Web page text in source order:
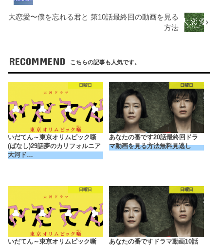
大恋愛〜僕を忘れる君と 第10話最終回の動画を見る
方法
RECOMMEND こちらの記事も人気です。
日曜日
いだてん～東京オリムピック噺
(ばなし)29話夢のカリフォルニア
大河ド…
日曜日
あなたの番です20話最終回ドラ
マ動画を見る方法無料見逃し
日曜日
いだてん～東京オリムピック噺
日曜日
あなたの番ですドラマ動画10話